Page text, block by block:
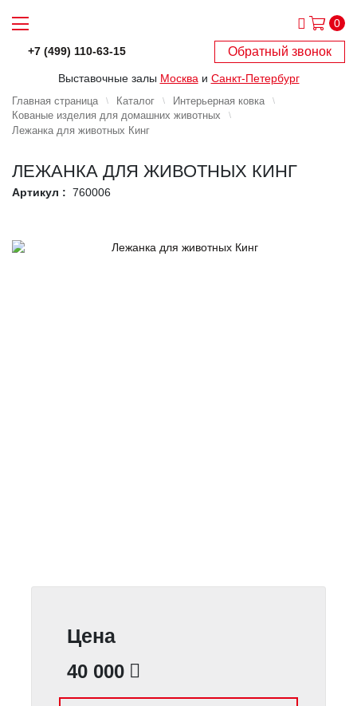
0
+7 (499) 110-63-15 Обратный звонок
Выставочные залы Москва и Санкт-Петербург
Главная страница Каталог
Интерьерная ковка
Кованые изделия для домашних животных
Лежанка для животных Кинг
ЛЕЖАНКА ДЛЯ ЖИВОТНЫХ КИНГ
Артикул : 760006
Цена
40 000